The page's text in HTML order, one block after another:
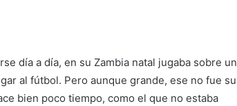
día a día, en su Zambia natal jugaba sobre un
al fútbol. Pero aunque grande, ese no fue su
bien poco tiempo, como el que no estaba